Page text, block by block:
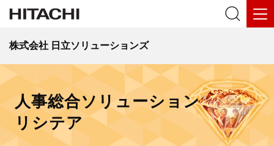
株式会社 日立ソリューションズ
人事総合ソリューション
リシテア